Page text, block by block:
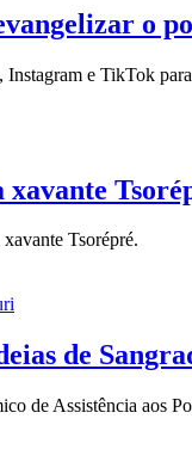
o
e TikTok
xavante
Tsorépré.
de
de Assistência